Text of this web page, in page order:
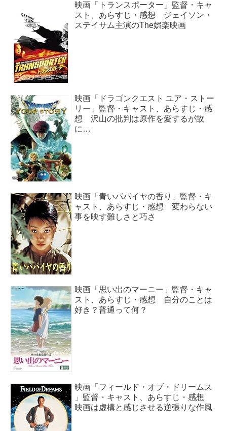
映画「トランスポーター」監督・キャ
スト、あらすじ・感想 ジェイソン・
ステイサム主演のThe娯楽映画
映画「ドラゴンクエスト ユア・ストー
リー」監督・キャスト、あらすじ・感
想 沢山の批判は原作を愛するが故
に…
映画「青いパパイヤの香り」監督・キ
ャスト、あらすじ・感想 変わらない
事を映す難しさと巧さ
映画「思い出のマーニー」監督・キャ
スト、あらすじ・感想 自分のことは
好き？普通って何？
映画「フィールド・オブ・ドリームス
」監督・キャスト、あらすじ・感想
映画は虚構と感じさせる逆張りな作風